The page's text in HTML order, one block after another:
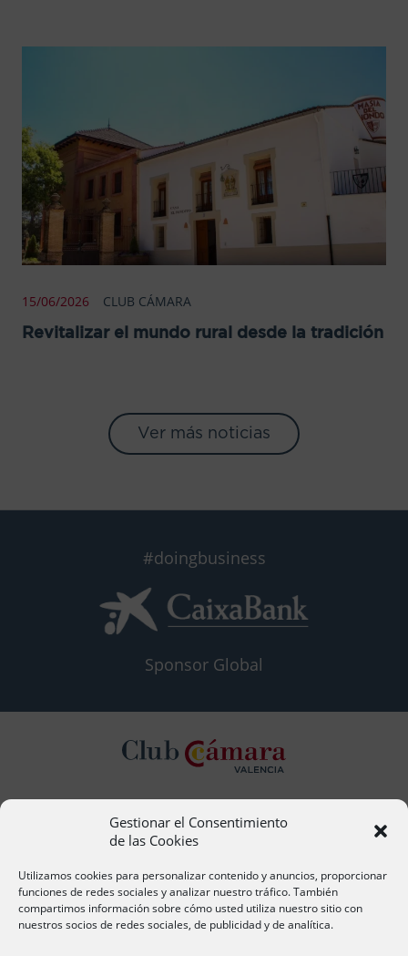
Gestionar el Consentimiento
de las Cookies
Utilizamos cookies para personalizar contenido y anuncios, proporcionar
funciones de redes sociales y analizar nuestro tráfico. También
compartimos información sobre cómo usted utiliza nuestro sitio con
nuestros socios de redes sociales, de publicidad y de analítica.
15/06/2026 CLUB CÁMARA
Revitalizar el mundo rural desde la tradición
Ver más noticias
#doingbusiness
Sponsor Global
Contacto
acervera@camaravalencia.com
961 366 212
Síguenos